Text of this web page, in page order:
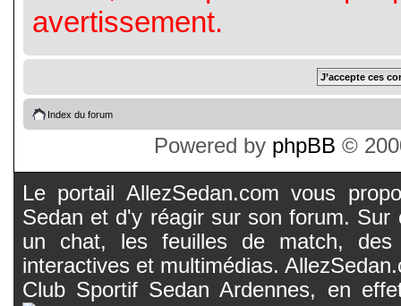
avertissement.
Index du forum
Powered by phpBB ©
Le portail AllezSedan.com vous
Sedan et d'y réagir sur son forum.
un chat, les feuilles de match, des
interactives et multimédias.
Club Sportif Sedan Ardennes, en